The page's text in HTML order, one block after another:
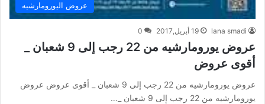
عروض اليورومارشيه
lana smadi 19 أبريل,2017 0
عروض يورومارشيه من 22 رجب إلى 9 شعبان _
أقوى عروض
عروض يورومارشيه من 22 رجب إلى 9 شعبان _ أقوى عروض عروض
يورومارشيه من 22 رجب إلى 9 شعبان _…